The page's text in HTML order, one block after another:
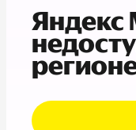
Яндекс